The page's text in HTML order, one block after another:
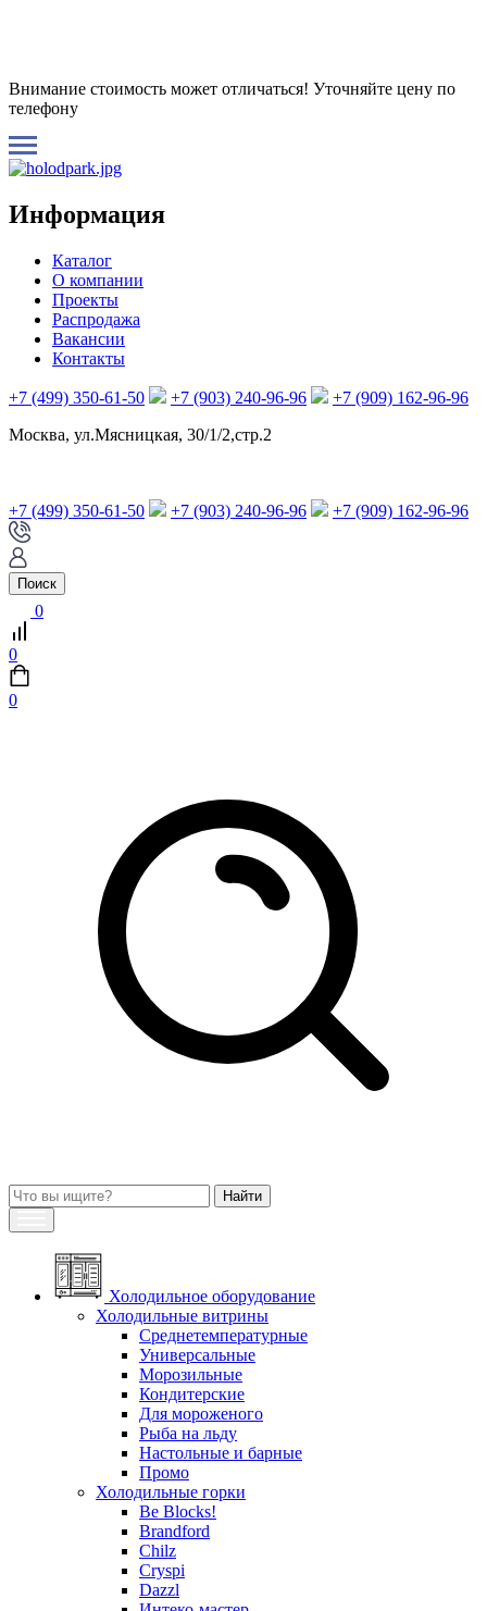
Внимание стоимость может отличаться! Уточняйте цену по
телефону
Информация
Каталог
О компании
Проекты
Распродажа
Вакансии
Контакты
+7 (499) 350-61-50 +7 (903) 240-96-96
+7 (909) 162-96-96
Москва, ул.Мясницкая, 30/1/2,стр.2
+7 (499) 350-61-50 +7 (903) 240-96-96 +7 (909) 162-96-96
Поиск
0
0
0
Холодильное оборудование
Холодильные витрины
Среднетемпературные
Универсальные
Морозильные
Кондитерские
Для мороженого
Рыба на льду
Настольные и барные
Промо
Холодильные горки
Be Blocks!
Brandford
Chilz
Cryspi
Dazzl